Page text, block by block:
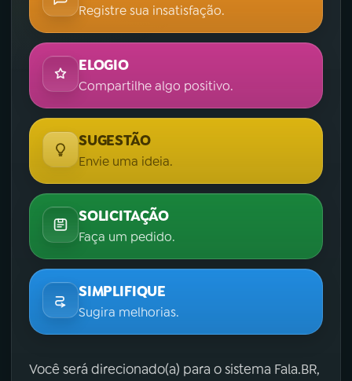
Registre sua insatisfação.
ELOGIO
Compartilhe algo positivo.
SUGESTÃO
Envie uma ideia.
SOLICITAÇÃO
Faça um pedido.
SIMPLIFIQUE
Sugira melhorias.
Você será direcionado(a) para o sistema Fala.BR,